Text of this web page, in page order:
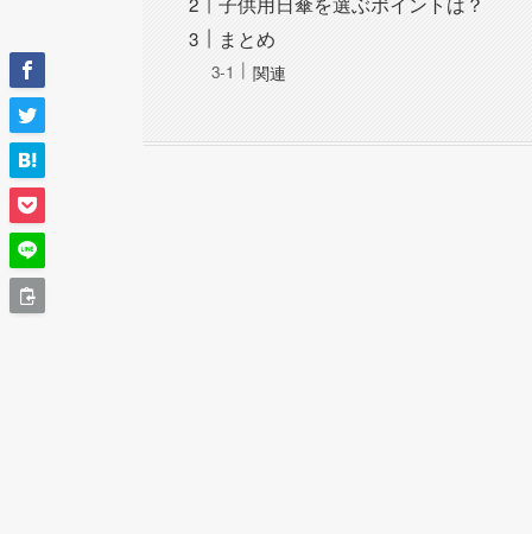
まとめ
関連